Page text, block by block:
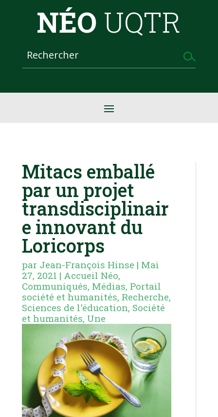
NÉO UQTR
Mitacs emballé
par un projet
transdisciplinair
e innovant du
Loricorps
par Jean-François Hinse | Mai
27, 2021 | Accueil Néo,
Communiqués, Médias, Portail
société et humanités, Recherche,
Sciences de l'éducation, Société
et humanités, Une